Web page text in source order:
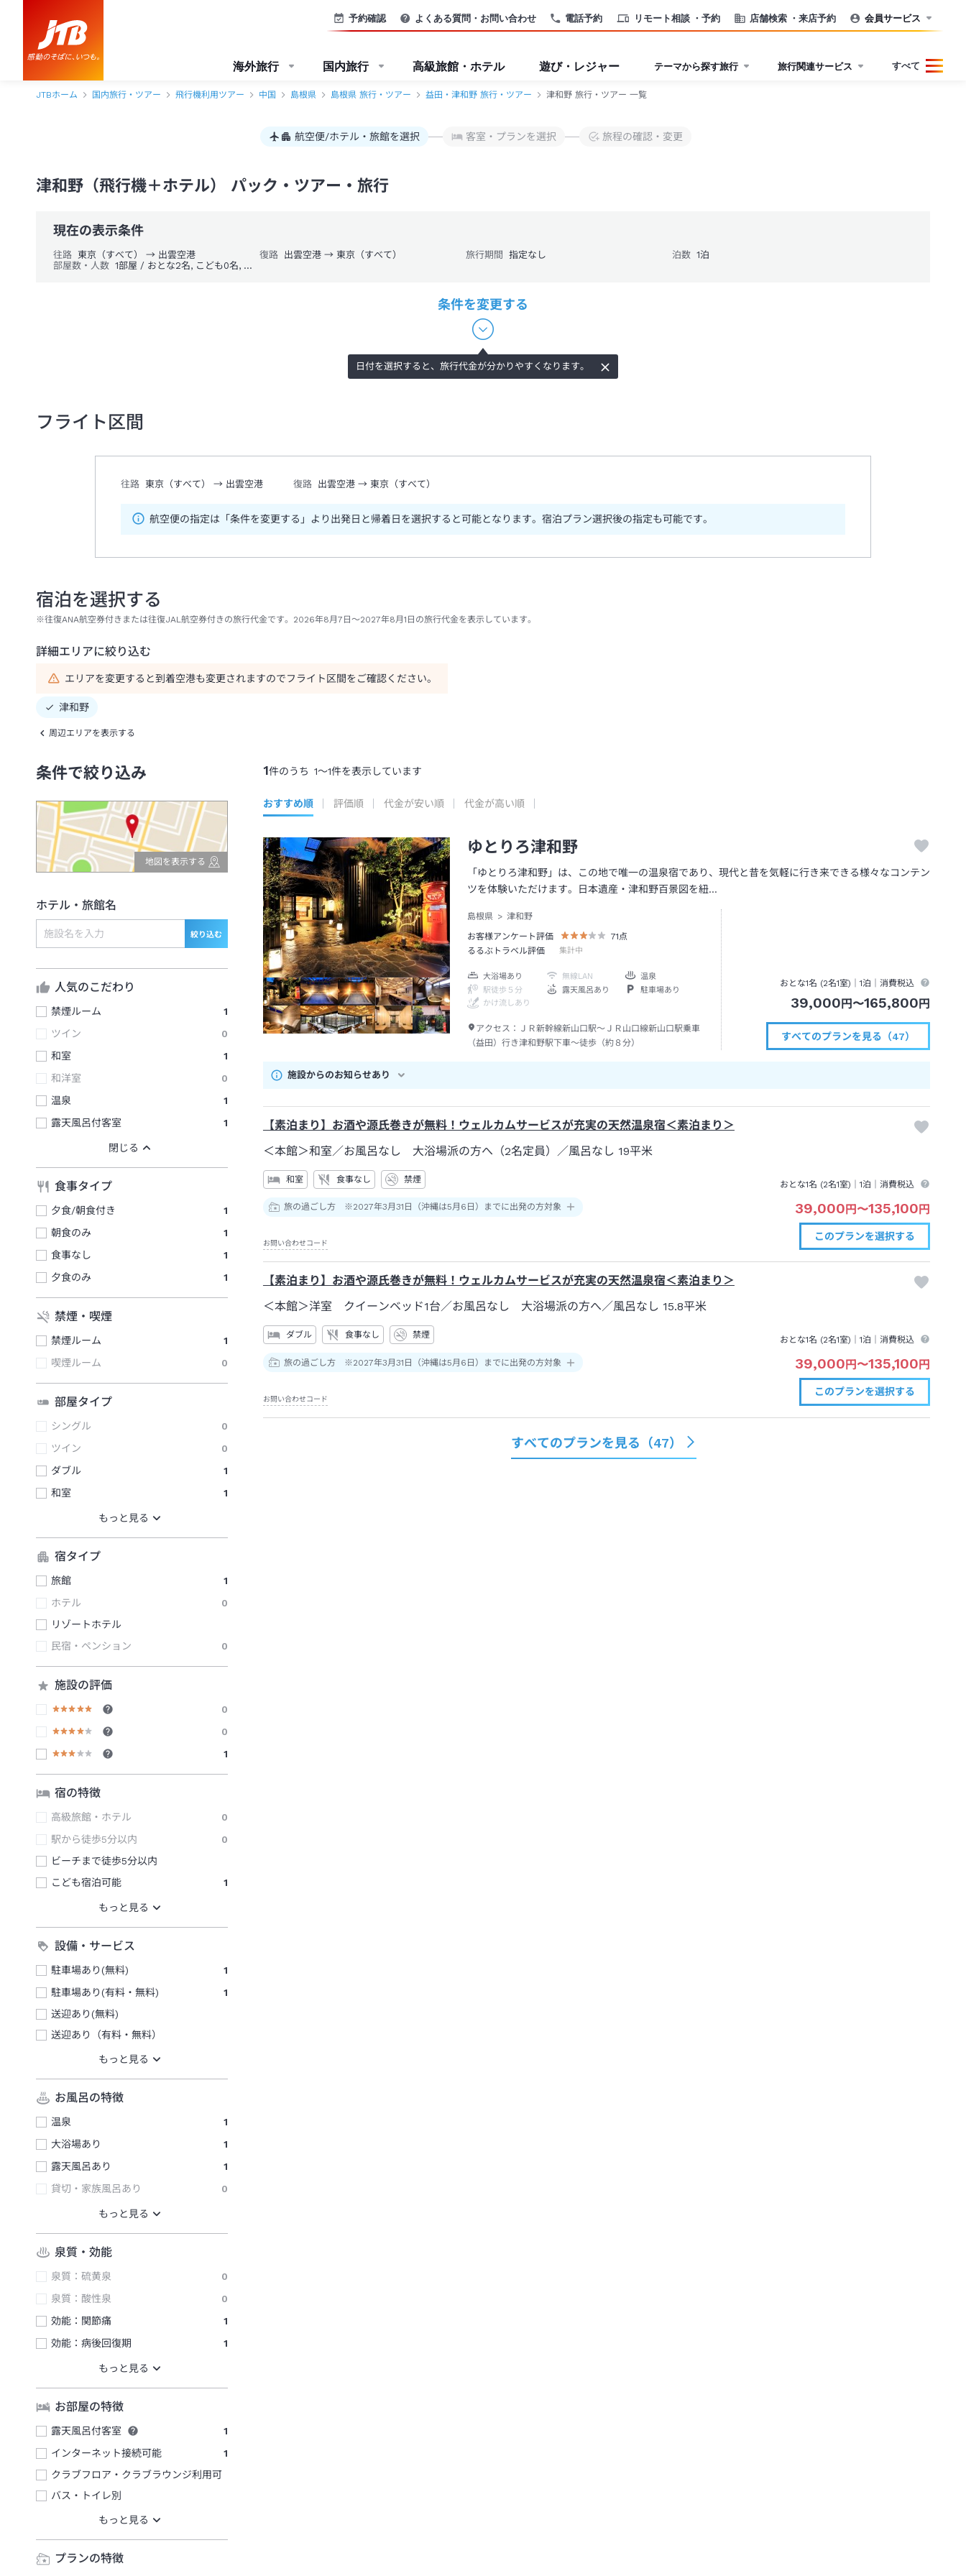
電話予約 リモート相談 ・予約 店舗検索 ・来店予約
予約確認 よくある質問・お問い合わせ 会員サービス
海外旅行 国内旅行 高級旅館・ホテル 遊び・レジャー テーマから探す旅行 旅行関連サービス すべて
JTBホーム 国内旅行・ツアー 飛行機利用ツアー 中国 島根県 島根県 旅行・ツアー 益田・津和野 旅行・ツアー 津和野 旅行・ツアー 一覧
航空便/ホテル・旅館を選択 客室・プランを選択 旅程の確認・変更
津和野（飛行機＋ホテル） パック・ツアー・旅行
現在の表示条件
往路 東京（すべて） → 出雲空港 復路 出雲空港 → 東京（すべて） 旅行期間 指定なし 泊数 1泊
部屋数・人数
1部屋 / おとな2名, こども0名, 幼児0名
日付を選択すると、旅行代金が分かりやすくなります。
フライト区間
往路 東京（すべて） → 出雲空港 復路 出雲空港→ 東京（すべて）
航空便の指定は「条件を変更する」より出発日と帰着日を選択すると可能となります。宿泊プラン選択後の指定も可能です。
宿泊を選択する
※往復ANA航空券付きまたは往復JAL航空券付きの旅行代金です。2026年8月7日～2027年8月1日の旅行代金を表示しています。
詳細エリアに絞り込む
エリアを変更すると到着空港も変更されますのでフライト区間をご確認ください。
津和野
周辺エリアを表示する
条件で絞り込み
地図を表示する
ホテル・旅館名
絞り込む
人気のこだわり
禁煙ルーム
1
ツイン
0
和室
1
和洋室
0
温泉
1
露天風呂付客室
1
食事タイプ
夕食/朝食付き
1
朝食のみ
1
食事なし
1
夕食のみ
1
禁煙・喫煙
禁煙ルーム
1
喫煙ルーム
0
部屋タイプ
シングル
0
ツイン
0
ダブル
1
和室
1
宿タイプ
旅館
1
ホテル
0
リゾートホテル
民宿・ペンション
0
施設の評価
0
0
1
宿の特徴
高級旅館・ホテル
0
駅から徒歩5分以内
0
ビーチまで徒歩5分以内
こども宿泊可能
1
設備・サービス
駐車場あり(無料)
1
駐車場あり(有料・無料)
1
送迎あり(無料)
送迎あり（有料・無料）
お風呂の特徴
温泉
1
大浴場あり
1
露天風呂あり
1
貸切・家族風呂あり
0
泉質・効能
泉質：硫黄泉
0
泉質：酸性泉
0
効能：関節痛
1
効能：病後回復期
1
お部屋の特徴
露天風呂付客室
1
インターネット接続可能
1
クラブフロア・クラブラウンジ利用可
バス・トイレ別
プランの特徴
1件のうち 1～1件を表示しています
おすすめ順 評価順 代金が安い順 代金が高い順
ゆとりろ津和野
「ゆとりろ津和野」は、この地で唯一の温泉宿であり、現代と昔を気軽に行き来できる様々なコンテン
ツを体験いただけます。日本遺産・津和野百景図を紐…
島根県
津和野
お客様アンケート評価
71 点
るるぶトラベル評価
集計中
大浴場あり 無線LAN
温泉
駅徒歩５分
露天風呂あり
駐車場あり
かけ流しあり
アクセス： ＪＲ新幹線新山口駅～ＪＲ山口線新山口駅乗車
（益田）行き津和野駅下車～徒歩（約８分）
おとな1名 (2名1室)｜1泊 ｜消費税込
39,000 円 〜165,800 円
すべてのプランを見る（47）
施設からのお知らせあり
【素泊まり】お酒や源氏巻きが無料！ウェルカムサービスが充実の天然温泉宿＜素泊まり＞
＜本館＞和室／お風呂なし 大浴場派の方へ（2名定員）
／風呂なし 19平米
和室 食事なし 禁煙
旅の過ごし方 ※2027年3月31日（沖縄は5月6日）までに出発の方対象
おとな1名 (2名1室)｜1泊 ｜消費税込
39,000円〜135,100円
お問い合わせコード
このプランを選択する
【素泊まり】お酒や源氏巻きが無料！ウェルカムサービスが充実の天然温泉宿＜素泊まり＞
＜本館＞洋室 クイーンベッド1台／お風呂なし 大浴場派の方へ／風呂なし 15.8平米
ダブル 食事なし 禁煙
旅の過ごし方 ※2027年3月31日（沖縄は5月6日）までに出発の方対象
おとな1名 (2名1室)｜1泊 ｜消費税込
39,000 円 〜135,100 円
お問い合わせコード
このプランを選択する
すべてのプランを見る（47）